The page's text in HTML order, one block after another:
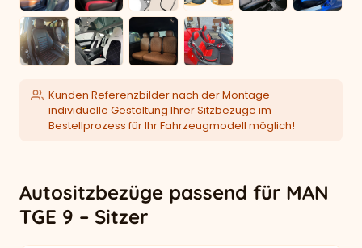
Kunden Referenzbilder nach der Montage –
individuelle Gestaltung Ihrer Sitzbezüge im
Bestellprozess für Ihr Fahrzeugmodell möglich!
Autositzbezüge passend für MAN
TGE 9 – Sitzer